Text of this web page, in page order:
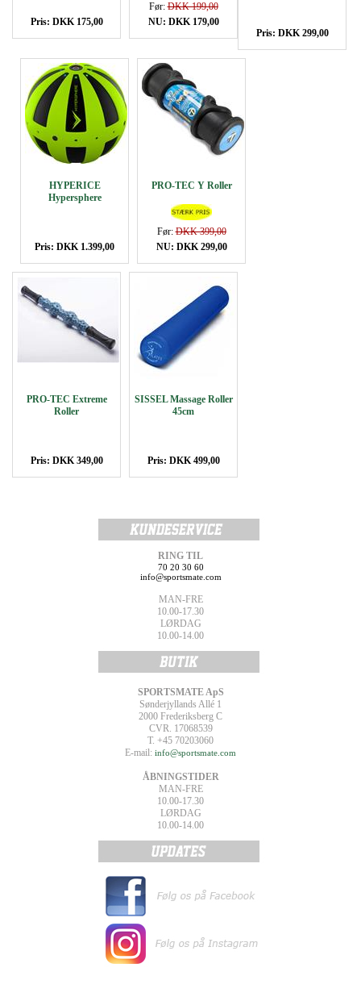
Pris: DKK 175,00
Før:DKK 199,00
NU: DKK 179,00
Pris: DKK 299,00
HYPERICE
Hypersphere
Pris: DKK 1.399,00
PRO-TEC Y Roller
Før:DKK 399,00
NU: DKK 299,00
PRO-TEC Extreme
Roller
Pris: DKK 349,00
SISSEL Massage Roller
45cm
Pris: DKK 499,00
RING TIL
70 20 30 60
info@sportsmate.com
MAN-FRE
10.00-17.30
LØRDAG
10.00-14.00
SPORTSMATE ApS
Sønderjyllands Allé 1
2000 Frederiksberg C
CVR. 17068539
T. +45 70203060
E-mail: info@sportsmate.com
ÅBNINGSTIDER
MAN-FRE
10.00-17.30
LØRDAG
10.00-14.00